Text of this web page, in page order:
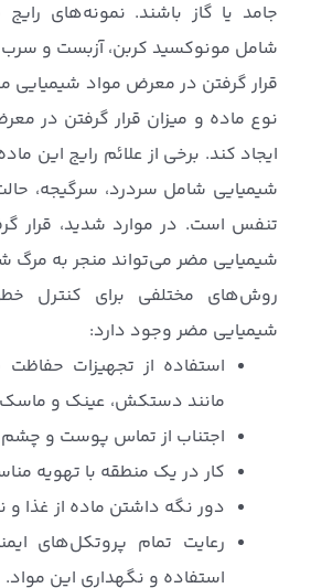
جامد یا گاز باشند. نمونه‌های
شامل مونوکسید کربن، آزبست و
قرار گرفتن در معرض مواد شیمیایی
نوع ماده و میزان قرار گرفتن در
ایجاد کند. برخی از علائم رایج این
شیمیایی شامل سردرد، سرگیجه،
تنفس است. در موارد شدید، قرار
شیمیایی مضر می‌تواند منجر به مرگ
روش‌های مختلفی برای کنترل
شیمیایی مضر وجود دارد:
مانند دستکش، عینک و
اجتناب از تماس پوست و چشم
کار در یک منطقه با تهویه
دور نگه داشتن ماده از غذا و
رعایت تمام پروتکل‌های
استفاده و نگهداری این مواد.